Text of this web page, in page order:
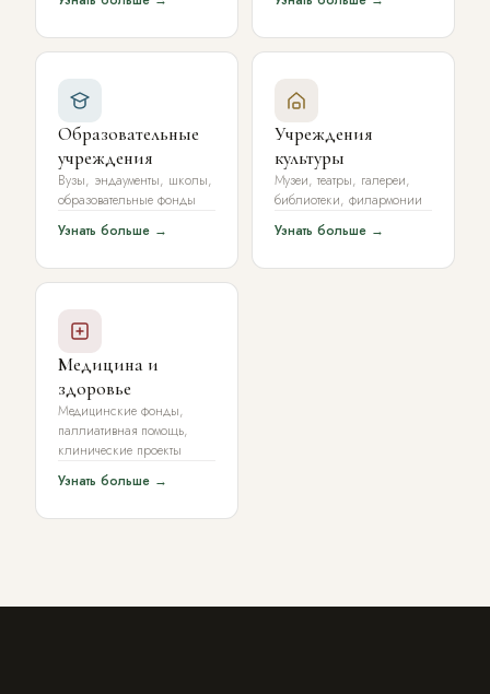
Образовательные
учреждения
Вузы, эндаументы, школы,
образовательные фонды
Узнать больше →
Учреждения
культуры
Музеи, театры, галереи,
библиотеки, филармонии
Узнать больше →
Медицина и
здоровье
Медицинские фонды,
паллиативная помощь,
клинические проекты
Узнать больше →